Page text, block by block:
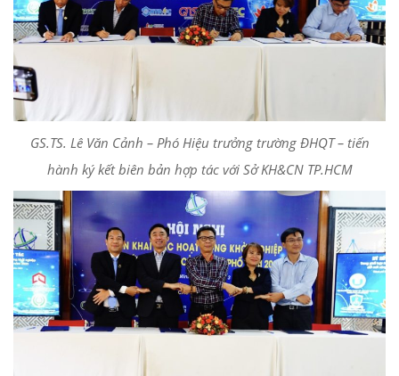
GS.TS. Lê Văn Cảnh – Phó Hiệu trưởng trường ĐHQT – tiến
hành ký kết biên bản hợp tác với Sở KH&CN TP.HCM